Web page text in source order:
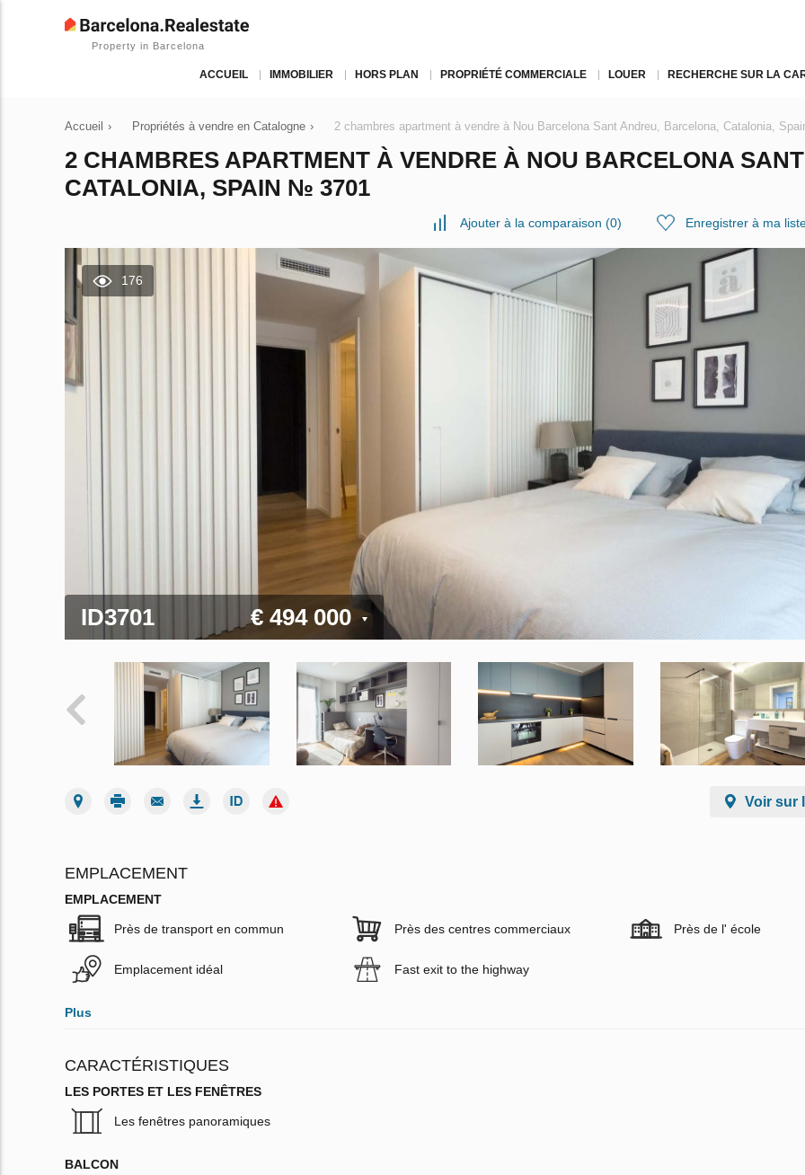
Property in Barcelona
ACCUEIL IMMOBILIER HORS PLAN PROPRIÉTÉ COMMERCIALE LOUER RECHERCHE SUR LA
Accueil › Propriétés à vendre en Catalogne › 2 chambres apartment à vendre à Nou Barcelona Sant Andreu, Barcelona, Catalonia,
2 CHAMBRES APARTMENT À VENDRE À NOU BARCELONA
CATALONIA, SPAIN № 3701
Ajouter à la comparaison (0) Enregistrer à ma
176
ID3701 € 494 000
Voir sur
EMPLACEMENT
EMPLACEMENT
Près de transport en commun Près des centres commerciaux Près de l' école
Emplacement idéal Fast exit to the highway
Plus
CARACTÉRISTIQUES
LES PORTES ET LES FENÊTRES
Les fenêtres panoramiques
BALCON